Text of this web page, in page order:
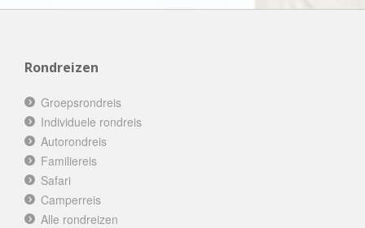
Rondreizen
Groepsrondreis
Individuele rondreis
Autorondreis
Familiereis
Safari
Camperreis
Alle rondreizen